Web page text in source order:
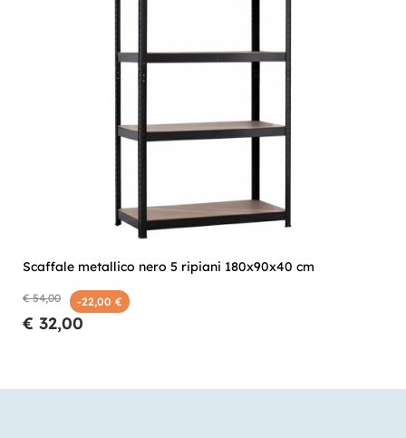
Scaffale metallico nero 5 ripiani 180x90x40 cm
€ 54,00 -22,00 €
€ 32,00